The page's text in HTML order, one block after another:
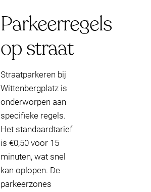
Parkeerregels
op straat
Straatparkeren bij
Wittenbergplatz is
onderworpen aan
specifieke regels.
Het standaardtarief
is €0,50 voor 15
minuten, wat snel
kan oplopen. De
parkeerzones